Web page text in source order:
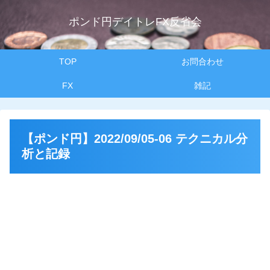
ポンド円デイトレFX反省会
TOP お問合わせ
FX 雑記
【ポンド円】2022/09/05-06 テクニカル分
析と記録